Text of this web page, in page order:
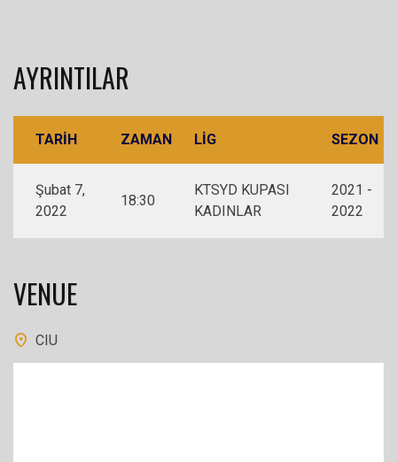
AYRINTILAR
TARIH ZAMAN LIG SEZON
Şubat 7,
2022
18:30
KTSYD KUPASI
KADINLAR
2021 -
2022
VENUE
CIU